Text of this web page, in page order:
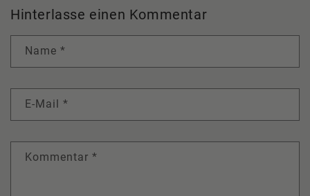
Hinterlasse einen Kommentar
Name *
E-Mail *
Kommentar *